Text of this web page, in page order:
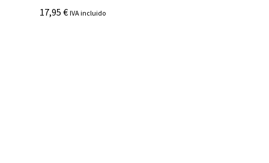
17,95€ IVA incluido